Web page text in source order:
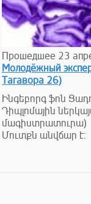
Прошедшее 23
Молодёжный
Тагавора 26)
Ինգեբորգ ֆոն
Դիպլոմային
մագիստրատուրա)
Մուտքն անվճար է: